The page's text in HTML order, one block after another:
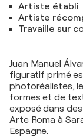
Artiste établi
Artiste
Travaille sur
Juan Manuel
figuratif primé
photoréalistes,
formes et de
exposé dans
Arte Roma à
Espagne.